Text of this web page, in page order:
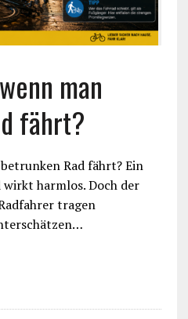
man
fährt?
Rad fährt? Ein
wirkt harmlos. Doch der
tragen